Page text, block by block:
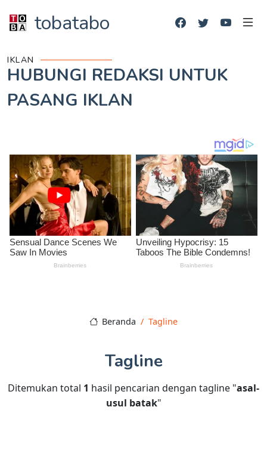
tobatabo
IKLAN
HUBUNGI REDAKSI UNTUK
PASANG IKLAN
Beranda Tagline
Tagline
Ditemukan total 1 hasil pencarian dengan tagline "asal-
usul batak"